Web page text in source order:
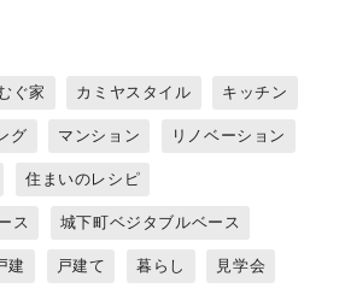
ぐ家 カミヤスタイル キッチン
グ マンション リノベーション
住まいのレシピ
ス 城下町ベジタブルベース
建 戸建て 暮らし 見学会